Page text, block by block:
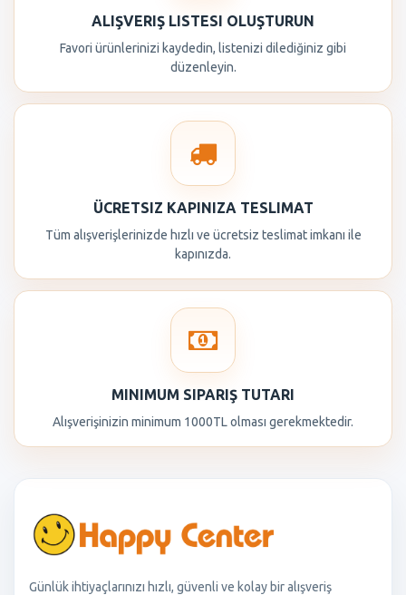
ALIŞVERIŞ LISTESI OLUŞTURUN
Favori ürünlerinizi kaydedin, listenizi dilediğiniz gibi
düzenleyin.
ÜCRETSIZ KAPINIZA TESLIMAT
Tüm alışverişlerinizde hızlı ve ücretsiz teslimat imkanı ile
kapınızda.
MINIMUM SIPARIŞ TUTARI
Alışverişinizin minimum 1000TL olması gerekmektedir.
Günlük ihtiyaçlarınızı hızlı, güvenli ve kolay bir alışveriş